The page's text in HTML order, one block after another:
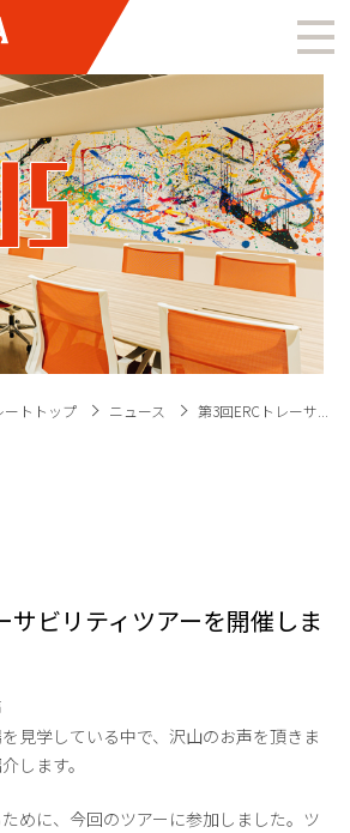
ートトップ ニュース 第3回ERCトレーサ...
サビリティツアーを開催しま
見学している中で、沢山のお声を頂きま
します。
ために、今回のツアーに参加しました。ツ